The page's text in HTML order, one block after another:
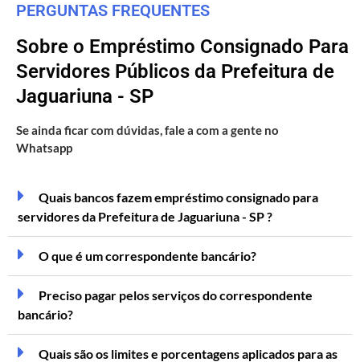
PERGUNTAS FREQUENTES
Sobre o Empréstimo Consignado Para
Servidores Públicos da Prefeitura de
Jaguariuna - SP
Se ainda ficar com dúvidas, fale a com a gente no
Whatsapp
Quais bancos fazem empréstimo consignado para
servidores da Prefeitura de Jaguariuna - SP ?
O que é um correspondente bancário?
Preciso pagar pelos serviços do correspondente
bancário?
Quais são os limites e porcentagens aplicados para as